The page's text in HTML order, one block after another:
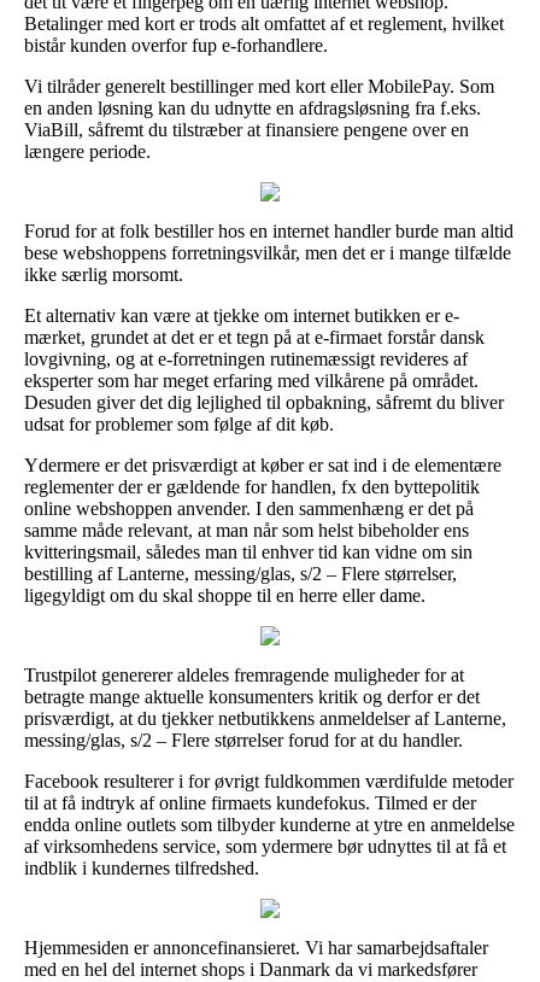
Betalinger med kort er trods alt omfattet af et reglement, hvilket
bistår kunden overfor fup e-forhandlere.
Vi tilråder generelt bestillinger med kort eller MobilePay. Som
en anden løsning kan du udnytte en afdragsløsning fra f.eks.
ViaBill, såfremt du tilstræber at finansiere pengene over en
længere periode.
Forud for at folk bestiller hos en internet handler burde man altid
bese webshoppens forretningsvilkår, men det er i mange tilfælde
ikke særlig morsomt.
Et alternativ kan være at tjekke om internet butikken er e-
mærket, grundet at det er et tegn på at e-firmaet forstår dansk
lovgivning, og at e-forretningen rutinemæssigt revideres af
eksperter som har meget erfaring med vilkårene på området.
Desuden giver det dig lejlighed til opbakning, såfremt du bliver
udsat for problemer som følge af dit køb.
Ydermere er det prisværdigt at køber er sat ind i de elementære
reglementer der er gældende for handlen, fx den byttepolitik
online webshoppen anvender. I den sammenhæng er det på
samme måde relevant, at man når som helst bibeholder ens
kvitteringsmail, således man til enhver tid kan vidne om sin
bestilling af Lanterne, messing/glas, s/2 – Flere størrelser,
ligegyldigt om du skal shoppe til en herre eller dame.
Trustpilot genererer aldeles fremragende muligheder for at
betragte mange aktuelle konsumenters kritik og derfor er det
prisværdigt, at du tjekker netbutikkens anmeldelser af Lanterne,
messing/glas, s/2 – Flere størrelser forud for at du handler.
Facebook resulterer i for øvrigt fuldkommen værdifulde metoder
til at få indtryk af online firmaets kundefokus. Tilmed er der
endda online outlets som tilbyder kunderne at ytre en anmeldelse
af virksomhedens service, som ydermere bør udnyttes til at få et
indblik i kundernes tilfredshed.
Hjemmesiden er annoncefinansieret. Vi har samarbejdsaftaler
med en hel del internet shops i Danmark da vi markedsfører